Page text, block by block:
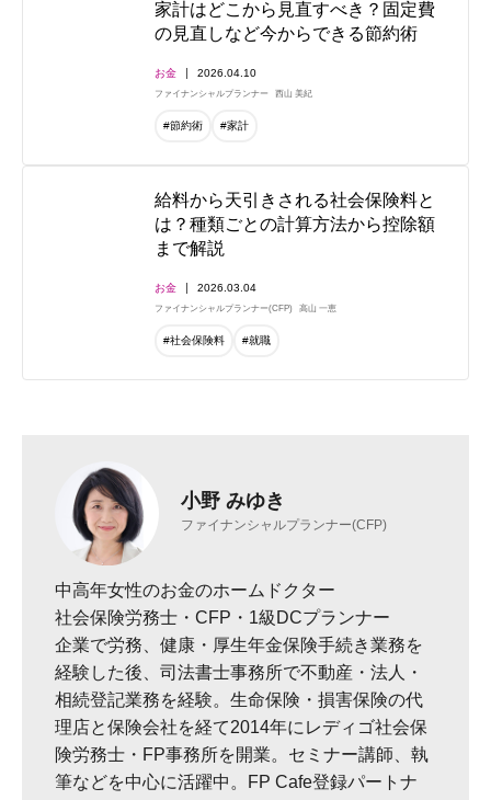
家計はどこから見直すべき？固定費
の見直しなど今からできる節約術
お金 2026.04.10
ファイナンシャルプランナー 西山 美紀
#節約術 #家計
給料から天引きされる社会保険料と
は？種類ごとの計算方法から控除額
まで解説
お金 2026.03.04
ファイナンシャルプランナー(CFP) 高山 一恵
#社会保険料 #就職
小野 みゆき
ファイナンシャルプランナー(CFP)
中高年女性のお金のホームドクター
社会保険労務士・CFP・1級DCプランナー
企業で労務、健康・厚生年金保険手続き業務を
経験した後、司法書士事務所で不動産・法人・
相続登記業務を経験。生命保険・損害保険の代
理店と保険会社を経て2014年にレディゴ社会保
険労務士・FP事務所を開業。セミナー講師、執
筆などを中心に活躍中。FP Cafe登録パートナ